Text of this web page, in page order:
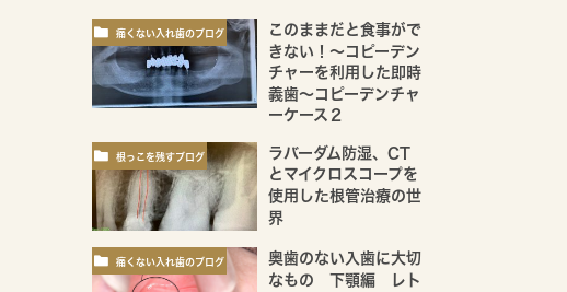
痛くない入れ歯のブログ
このままだと食事がで
きない！～コピーデン
チャーを利用した即時
義歯～コピーデンチャ
ーケース２
根っこを残すブログ
ラバーダム防湿、CT
とマイクロスコープを
使用した根管治療の世
界
痛くない入れ歯のブログ
奥歯のない入歯に大切
なもの 下顎編 レト